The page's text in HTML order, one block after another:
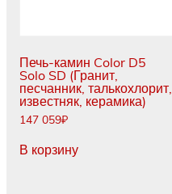
Печь-камин Color D5
Solo SD (Гранит,
песчанник, талькохлорит,
известняк, керамика)
147 059₽
В корзину